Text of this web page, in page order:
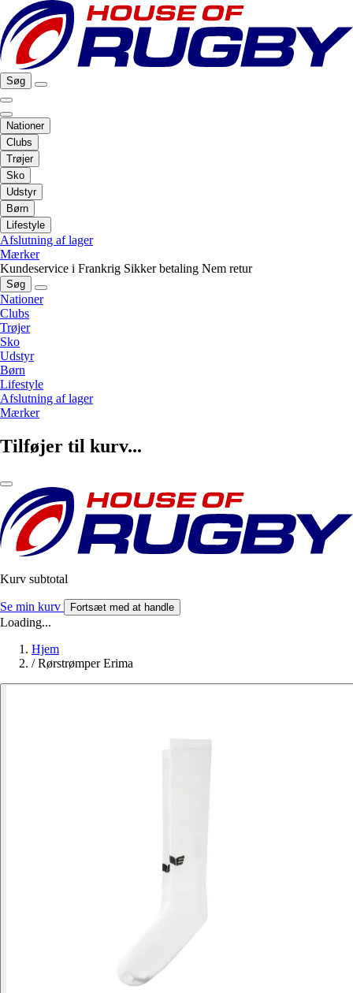
Søg
Nationer
Clubs
Trøjer
Sko
Udstyr
Børn
Lifestyle
Afslutning af lager
Mærker
Kundeservice i Frankrig Sikker betaling Nem retur
Søg
Nationer
Clubs
Trøjer
Sko
Udstyr
Børn
Lifestyle
Afslutning af lager
Mærker
Tilføjer til kurv...
Kurv subtotal
Se min kurv Fortsæt med at handle
Loading...
Hjem
/ Rørstrømper Erima